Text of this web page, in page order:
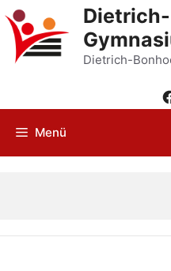
Zum
Inhalt
springen
Dietrich-
Menü